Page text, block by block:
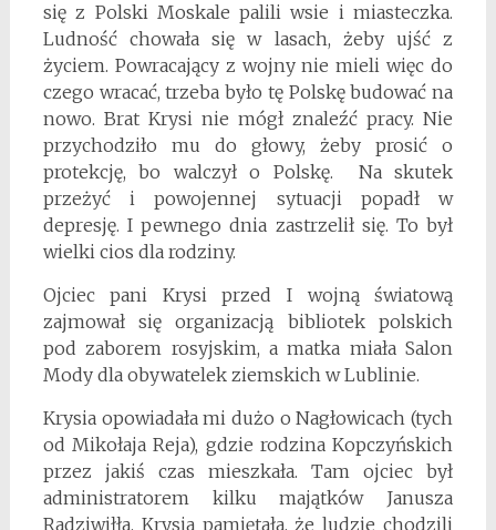
się z Polski Moskale palili wsie i miasteczka.
Ludność chowała się w lasach, żeby ujść z
życiem. Powracający z wojny nie mieli więc do
czego wracać, trzeba było tę Polskę budować na
nowo. Brat Krysi nie mógł znaleźć pracy. Nie
przychodziło mu do głowy, żeby prosić o
protekcję, bo walczył o Polskę. Na skutek
przeżyć i powojennej sytuacji popadł w
depresję. I pewnego dnia zastrzelił się. To był
wielki cios dla rodziny.
Ojciec pani Krysi przed I wojną światową
zajmował się organizacją bibliotek polskich
pod zaborem rosyjskim, a matka miała Salon
Mody dla obywatelek ziemskich w Lublinie.
Krysia opowiadała mi dużo o Nagłowicach (tych
od Mikołaja Reja), gdzie rodzina Kopczyńskich
przez jakiś czas mieszkała. Tam ojciec był
administratorem kilku majątków Janusza
Radziwiłła. Krysia pamiętała, że ludzie chodzili